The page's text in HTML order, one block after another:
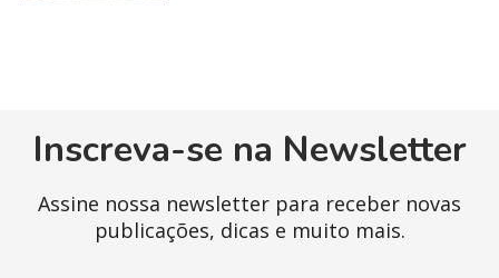
Inscreva-se na Newsletter
Assine nossa newsletter para receber novas
publicações, dicas e muito mais.